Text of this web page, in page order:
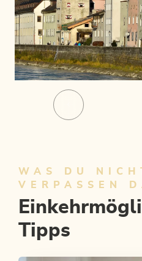
WAS DU
VERPASSEN
Tipps